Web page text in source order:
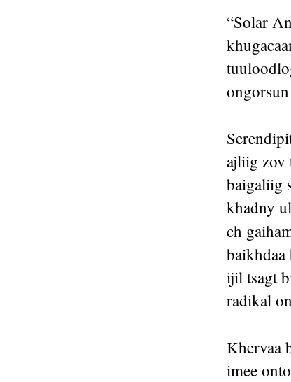
“Solar
ajliig zov
baigaliig
khadny
ch
ijil tsagt
radikal
Khervaa
imee